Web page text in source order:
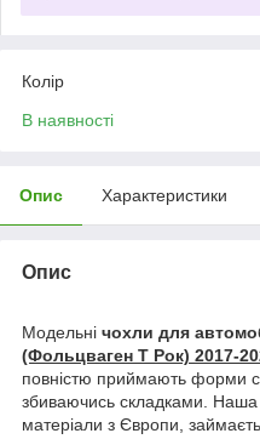
Колір
В наявності
Опис Характеристики
Опис
Модельні чохли для
(Фольцваген Т Рок) 2017-
повністю приймають форми
збиваючись складками. Наша
матеріали з Європи,